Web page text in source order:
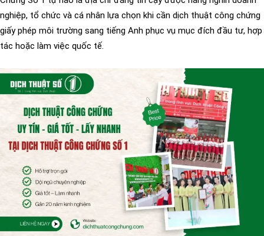
nghiệp, tổ chức và cá nhân lựa chọn khi cần dịch thuật công chứng
giấy phép môi trường sang tiếng Anh phục vụ mục đích đầu tư, hợp
tác hoặc làm việc quốc tế.